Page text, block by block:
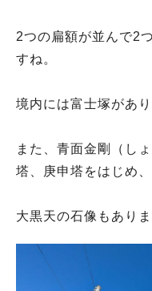
2つの扁額が並んで2
すね。
境内には富士塚があり
また、青面金剛（し
塔、庚申塔をはじめ
大黒天の石像もありま